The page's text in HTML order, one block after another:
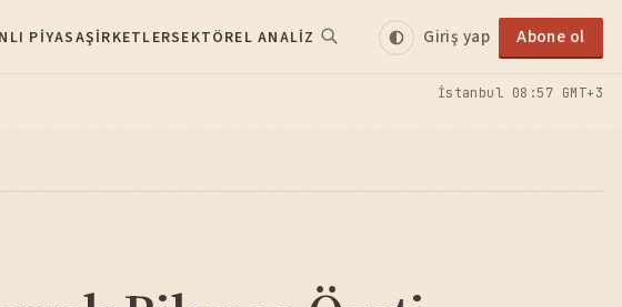
PIYASAŞIRKETLERSEKTÖREL ANALIZ Giriş yap Abone ol
İstanbul 08:57 GMT+3